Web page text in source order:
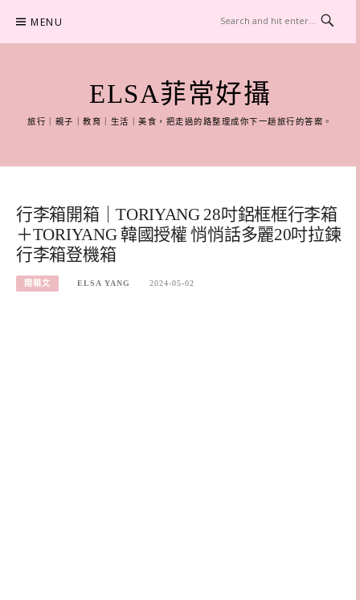
content
MENU
ELSA菲常好攝
旅行｜親子｜教育｜生活｜美食，把走過的路整理成你下一趟旅行的答案。
行李箱開箱｜TORIYANG 28吋鋁框框行李箱
＋TORIYANG 韓國授權 悄悄話多麗20吋拉鍊
行李箱登機箱
開箱文 ELSA YANG 2024-05-02